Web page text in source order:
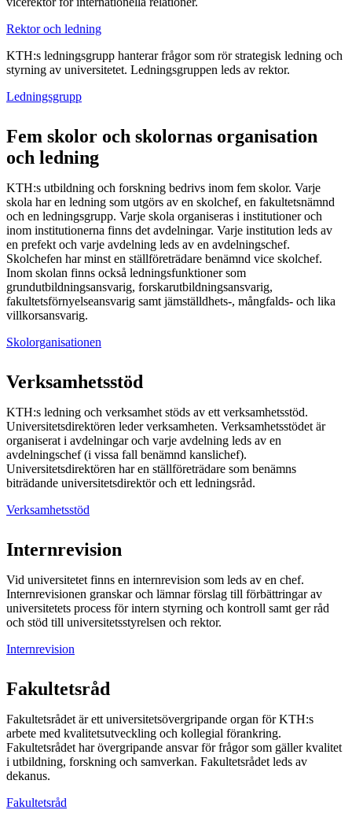
Rektor och ledning
KTH:s ledningsgrupp hanterar frågor som rör strategisk ledning och
styrning av universitetet. Ledningsgruppen leds av rektor.
Ledningsgrupp
Fem skolor och skolornas organisation
och ledning
KTH:s utbildning och forskning bedrivs inom fem skolor. Varje
skola har en ledning som utgörs av en skolchef, en fakultetsnämnd
och en ledningsgrupp. Varje skola organiseras i institutioner och
inom institutionerna finns det avdelningar. Varje institution leds av
en prefekt och varje avdelning leds av en avdelningschef.
Skolchefen har minst en ställföreträdare benämnd vice skolchef.
Inom skolan finns också ledningsfunktioner som
grundutbildningsansvarig, forskarutbildningsansvarig,
fakultetsförnyelseansvarig samt jämställdhets-, mångfalds- och lika
villkorsansvarig.
Skolorganisationen
Verksamhetsstöd
KTH:s ledning och verksamhet stöds av ett verksamhetsstöd.
Universitetsdirektören leder verksamheten. Verksamhetsstödet är
organiserat i avdelningar och varje avdelning leds av en
avdelningschef (i vissa fall benämnd kanslichef).
Universitetsdirektören har en ställföreträdare som benämns
biträdande universitetsdirektör och ett ledningsråd.
Verksamhetsstöd
Internrevision
Vid universitetet finns en internrevision som leds av en chef.
Internrevisionen granskar och lämnar förslag till förbättringar av
universitetets process för intern styrning och kontroll samt ger råd
och stöd till universitetsstyrelsen och rektor.
Internrevision
Fakultetsråd
Fakultetsrådet är ett universitetsövergripande organ för KTH:s
arbete med kvalitetsutveckling och kollegial förankring.
Fakultetsrådet har övergripande ansvar för frågor som gäller kvalitet
i utbildning, forskning och samverkan. Fakultetsrådet leds av
dekanus.
Fakultetsråd